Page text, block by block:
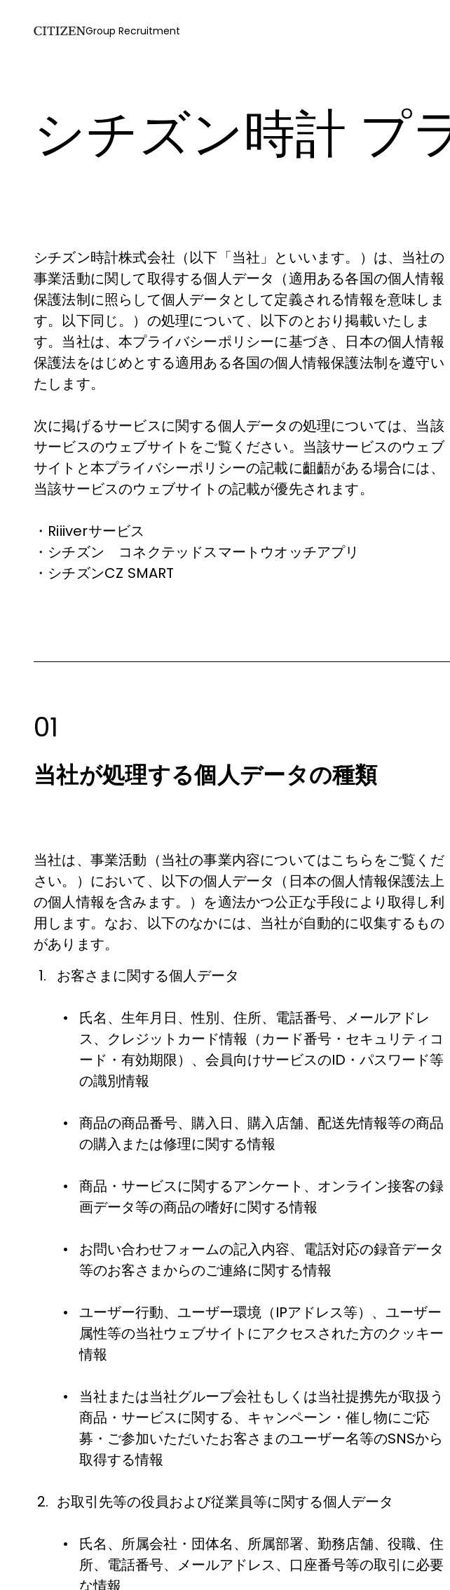
Group Recruitment
シチズン時計 プ
シチズン時計株式会社（以下「当社」といいます。）は、当社の
事業活動に関して取得する個人データ（適用ある各国の個人情報
保護法制に照らして個人データとして定義される情報を意味しま
す。以下同じ。）の処理について、以下のとおり掲載いたしま
す。当社は、本プライバシーポリシーに基づき、日本の個人情報
保護法をはじめとする適用ある各国の個人情報保護法制を遵守い
たします。
次に掲げるサービスに関する個人データの処理については、当該
サービスのウェブサイトをご覧ください。当該サービスのウェブ
サイトと本プライバシーポリシーの記載に齟齬がある場合には、
当該サービスのウェブサイトの記載が優先されます。
・Riiiverサービス
・シチズン　コネクテッドスマートウオッチアプリ
・シチズンCZ SMART
01
当社が処理する個人データの種類
当社は、事業活動（当社の事業内容についてはこちらをご覧くだ
さい。）において、以下の個人データ（日本の個人情報保護法上
の個人情報を含みます。）を適法かつ公正な手段により取得し利
用します。なお、以下のなかには、当社が自動的に収集するもの
があります。
お客さまに関する個人データ
氏名、生年月日、性別、住所、電話番号、メールアドレ
ス、クレジットカード情報（カード番号・セキュリティコ
ード・有効期限）、会員向けサービスのID・パスワード等
の識別情報
商品の商品番号、購入日、購入店舗、配送先情報等の商品
の購入または修理に関する情報
商品・サービスに関するアンケート、オンライン接客の録
画データ等の商品の嗜好に関する情報
お問い合わせフォームの記入内容、電話対応の録音データ
等のお客さまからのご連絡に関する情報
ユーザー行動、ユーザー環境（IPアドレス等）、ユーザー
属性等の当社ウェブサイトにアクセスされた方のクッキー
情報
当社または当社グループ会社もしくは当社提携先が取扱う
商品・サービスに関する、キャンペーン・催し物にご応
募・ご参加いただいたお客さまのユーザー名等のSNSから
取得する情報
お取引先等の役員および従業員等に関する個人データ
氏名、所属会社・団体名、所属部署、勤務店舗、役職、住
所、電話番号、メールアドレス、口座番号等の取引に必要
な情報